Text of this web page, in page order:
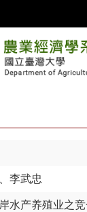
、李武忠
水产养殖业之